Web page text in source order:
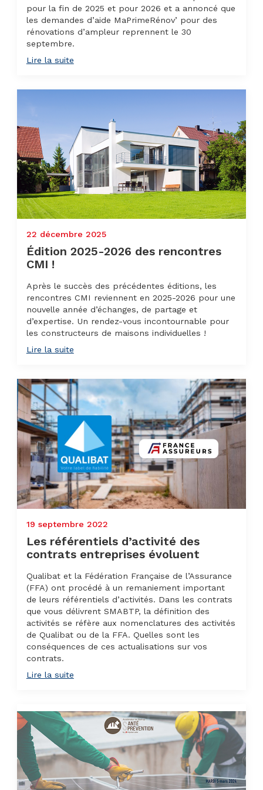
pour la fin de 2025 et pour 2026 et a annoncé que
les demandes d’aide MaPrimeRénov’ pour des
rénovations d’ampleur reprennent le 30
septembre.
Lire la suite
22 décembre 2025
Édition 2025-2026 des rencontres
CMI !
Après le succès des précédentes éditions, les
rencontres CMI reviennent en 2025-2026 pour une
nouvelle année d’échanges, de partage et
d’expertise. Un rendez-vous incontournable pour
les constructeurs de maisons individuelles !
Lire la suite
19 septembre 2022
Les référentiels d’activité des
contrats entreprises évoluent
Qualibat et la Fédération Française de l’Assurance
(FFA) ont procédé à un remaniement important
de leurs référentiels d’activités. Dans les contrats
que vous délivrent SMABTP, la définition des
activités se réfère aux nomenclatures des activités
de Qualibat ou de la FFA. Quelles sont les
conséquences de ces actualisations sur vos
contrats.
Lire la suite